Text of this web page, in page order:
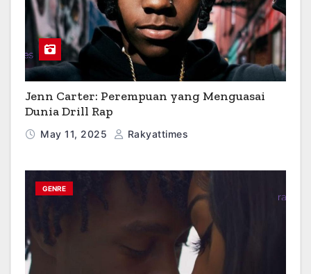
Jenn Carter: Perempuan yang Menguasai
Dunia Drill Rap
May 11, 2025 Rakyattimes
GENRE